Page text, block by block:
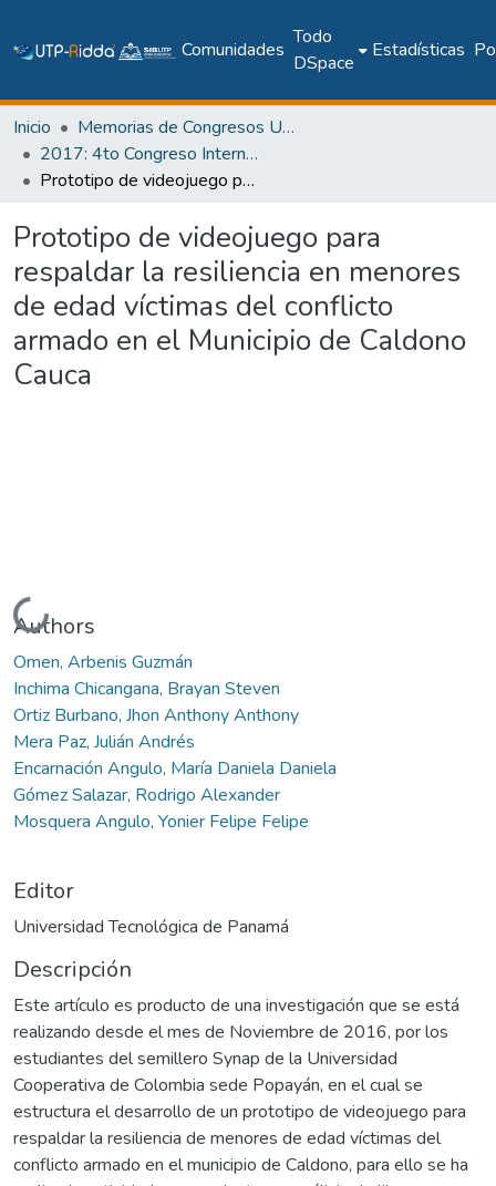
Comunidades
Todo
DSpace
Estadísticas
Inicio
Memorias de Congresos UTP
2017: 4to Congreso Internacional AmITIC 2017, Aplicando nuevas tecnologías
Prototipo de videojuego para respaldar la resiliencia en menores de edad víctimas del conflicto armado en el Municipio de Caldono Cauca
Prototipo de videojuego para
respaldar la resiliencia en menores
de edad víctimas del conflicto
armado en el Municipio de Caldono
Cauca
Cargando...
Authors
Omen, Arbenis Guzmán
Inchima Chicangana, Brayan Steven
Ortiz Burbano, Jhon Anthony Anthony
Mera Paz, Julián Andrés
Encarnación Angulo, María Daniela Daniela
Gómez Salazar, Rodrigo Alexander
Mosquera Angulo, Yonier Felipe Felipe
Editor
Universidad Tecnológica de Panamá
Descripción
Este artículo es producto de una investigación que se está
realizando desde el mes de Noviembre de 2016, por los
estudiantes del semillero Synap de la Universidad
Cooperativa de Colombia sede Popayán, en el cual se
estructura el desarrollo de un prototipo de videojuego para
respaldar la resiliencia de menores de edad víctimas del
conflicto armado en el municipio de Caldono, para ello se ha